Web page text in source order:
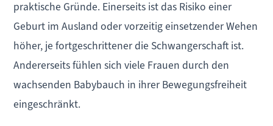
praktische Gründe. Einerseits ist das Risiko einer
Geburt im Ausland oder vorzeitig einsetzender Wehen
höher, je fortgeschrittener die Schwangerschaft ist.
Andererseits fühlen sich viele Frauen durch den
wachsenden Babybauch in ihrer Bewegungsfreiheit
eingeschränkt.